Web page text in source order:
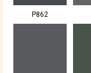
P862